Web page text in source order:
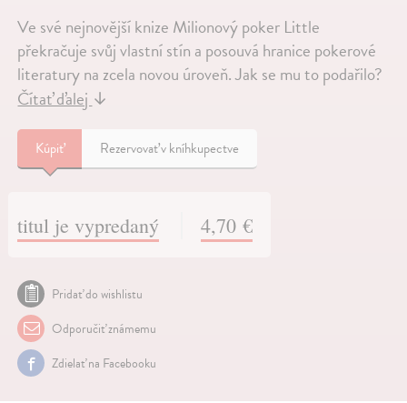
Ve své nejnovější knize Milionový poker Little
překračuje svůj vlastní stín a posouvá hranice pokerové
literatury na zcela novou úroveň. Jak se mu to podařilo?
Čítať ďalej↓
Kúpiť Rezervovať v kníhkupectve
titul je vypredaný 4,70 €
Pridať do wishlistu
Odporučiť známemu
Zdielať na Facebooku